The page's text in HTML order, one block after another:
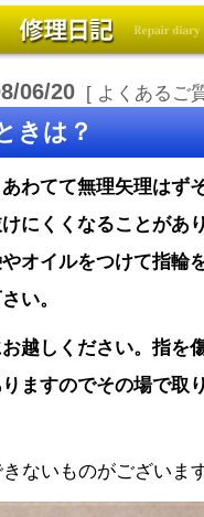
06/20 [ よくあるご
きは？
あわてて無理矢理はず
にくくなることがあ
オイルをつけて指輪
い。
越しください。指を
ますのでその場で取
きないものがございま